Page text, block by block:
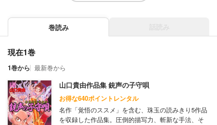
巻読み
現在1巻
1巻から 最新巻から
山口貴由作品集 銃声の子守唄
お得な640ポイントレンタル
名作「覚悟のススメ」を含む、珠玉の読みきり5作品
を収録した作品集。圧倒的描写力、斬新な手法、そ